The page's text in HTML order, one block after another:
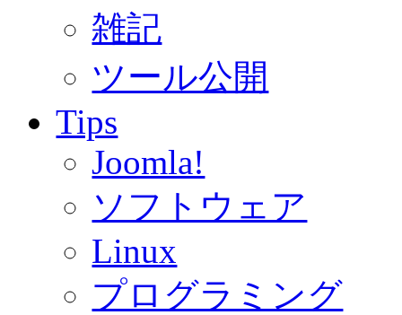
雑記
ツール公開
Tips
Joomla!
ソフトウェア
Linux
プログラミング